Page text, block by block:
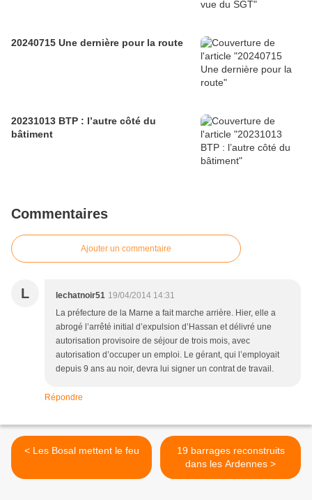
20240715 Une dernière pour la route
20231013 BTP : l’autre côté du
bâtiment
Commentaires
Ajouter un commentaire
L lechatnoir51 19/04/2014 14:31
La préfecture de la Marne a fait marche arrière. Hier, elle a
abrogé l’arrêté initial d’expulsion d’Hassan et délivré une
autorisation provisoire de séjour de trois mois, avec
autorisation d’occuper un emploi. Le gérant, qui l’employait
depuis 9 ans au noir, devra lui signer un contrat de travail.
Répondre
< Les Bosal mettent le feu
19 barrages reconstruits
dans les Ardennes >